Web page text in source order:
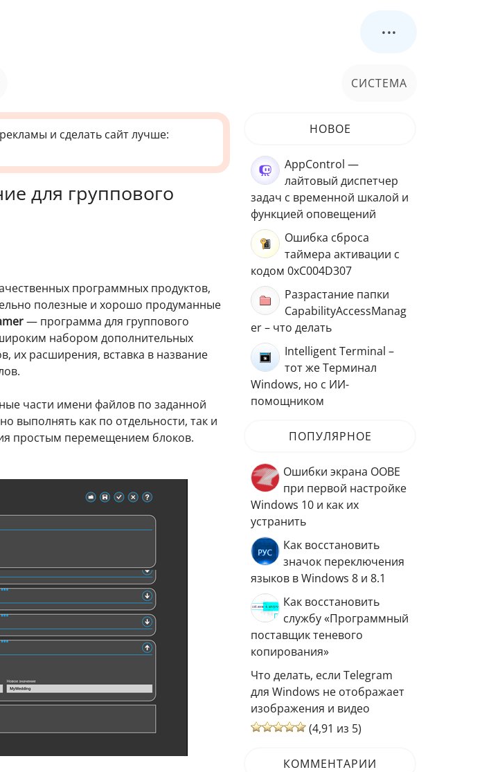
...
СИСТЕМА
и сделать сайт лучше:
для группового
программных продуктов,
полезные и хорошо продуманные
— программа для группового
набором дополнительных
их расширения, вставка в название
части имени файлов по заданной
выполнять как по отдельности, так и
простым перемещением блоков.
НОВОЕ
AppControl —
лайтовый диспетчер
задач с временной шкалой и
функцией оповещений
Ошибка сброса
таймера активации с
кодом 0xC004D307
Разрастание папки
CapabilityAccessManag
er – что делать
Intelligent Terminal –
тот же Терминал
Windows, но с ИИ-
помощником
ПОПУЛЯРНОЕ
Ошибки экрана OOBE
при первой настройке
Windows 10 и как их
устранить
Как восстановить
значок переключения
языков в Windows 8 и 8.1
Как восстановить
службу «Программный
поставщик теневого
копирования»
Что делать, если Telegram
для Windows не отображает
изображения и видео
(4,91 из 5)
КОММЕНТАРИИ